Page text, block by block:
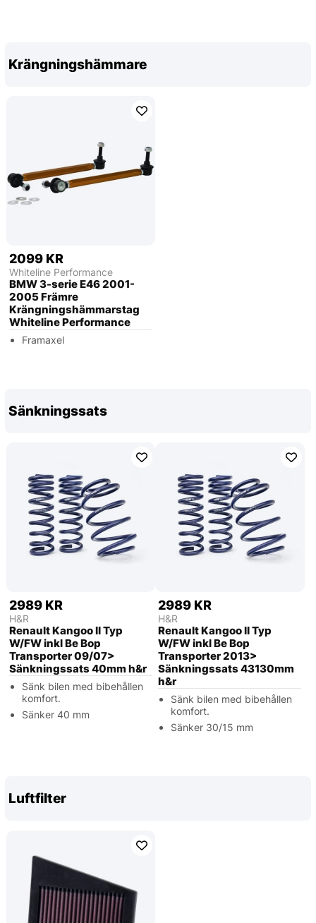
Krängningshämmare
2099 KR
Whiteline Performance
BMW 3-serie E46 2001-
2005 Främre
Krängningshämmarstag
Whiteline Performance
Framaxel
Sänkningssats
2989 KR
H&R
Renault Kangoo II Typ
W/FW inkl Be Bop
Transporter 09/07>
Sänkningssats 40mm h&r
Sänk bilen med bibehållen
komfort.
Sänker 40 mm
2989 KR
H&R
Renault Kangoo II Typ
W/FW inkl Be Bop
Transporter 2013>
Sänkningssats 43130mm
h&r
Sänk bilen med bibehållen
komfort.
Sänker 30/15 mm
Luftfilter